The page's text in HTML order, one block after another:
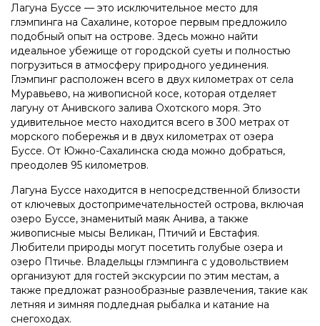
Лагуна Буссе — это исключительное место для
глэмпинга на Сахалине, которое первым предложило
подобный опыт на острове. Здесь можно найти
идеальное убежище от городской суеты и полностью
погрузиться в атмосферу природного уединения.
Глэмпинг расположен всего в двух километрах от села
Муравьево, на живописной косе, которая отделяет
лагуну от Анивского залива Охотского моря. Это
удивительное место находится всего в 300 метрах от
морского побережья и в двух километрах от озера
Буссе. От Южно-Сахалинска сюда можно добраться,
преодолев 95 километров.
Лагуна Буссе находится в непосредственной близости
от ключевых достопримечательностей острова, включая
озеро Буссе, знаменитый маяк Анива, а также
живописные мысы Великан, Птичий и Евстафия.
Любители природы могут посетить голубые озера и
озеро Птичье. Владельцы глэмпинга с удовольствием
организуют для гостей экскурсии по этим местам, а
также предложат разнообразные развлечения, такие как
летняя и зимняя подледная рыбалка и катание на
снегоходах.